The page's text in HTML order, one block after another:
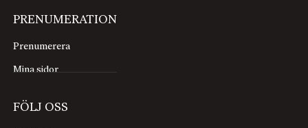
PRENUMERATION
Prenumerera
Mina sidor
FÖLJ OSS